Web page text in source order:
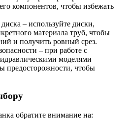
компонентов, чтобы избежать
– используйте диски,
материала труб, чтобы
и получить ровный срез.
– при работе с
моделями
предосторожности, чтобы
обратите внимание на: